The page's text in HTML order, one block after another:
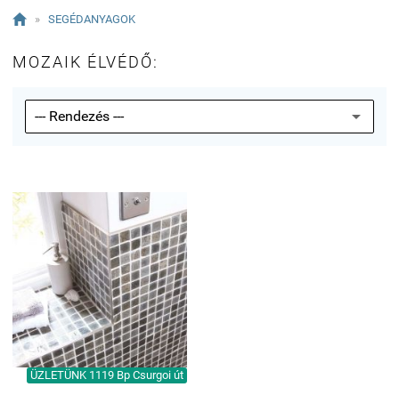
 » SEGÉDANYAGOK
MOZAIK ÉLVÉDŐ:
ÜZLETÜNK 1119 Bp Csurgoi út